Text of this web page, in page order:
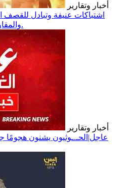
أخبار وتقارير
اشتباكات عنيفة وتبادل للقصف
والمقاومة الوطنية جنوبي الحديدة.
أخبار وتقارير